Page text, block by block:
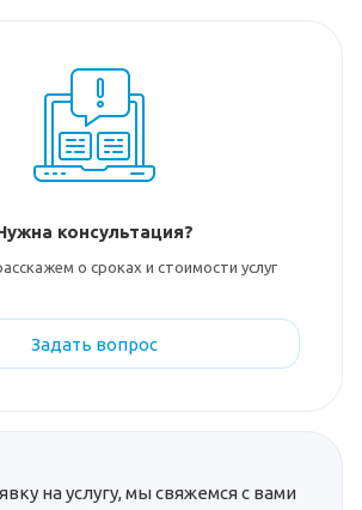
консультация?
о сроках и стоимости услуг
Задать вопрос
на услугу, мы свяжемся с вами